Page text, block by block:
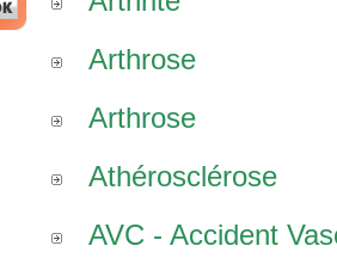
Arthrose
Arthrose
Athérosclérose
AVC - Accident